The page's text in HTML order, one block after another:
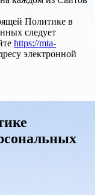
Политике в
следует
https://mta-
электронной